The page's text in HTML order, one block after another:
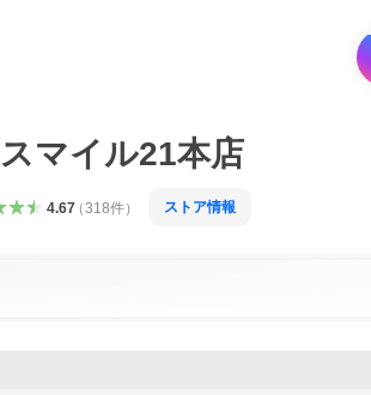
スマイル21本店
4.67（318件） ストア情報